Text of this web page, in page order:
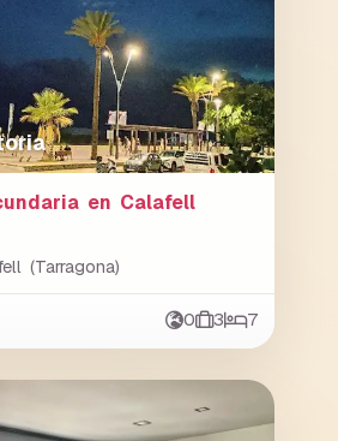
en Calafell
(Tarragona)
0 3 7